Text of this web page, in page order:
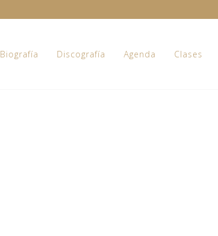
Biografía Discografía Agenda Clases